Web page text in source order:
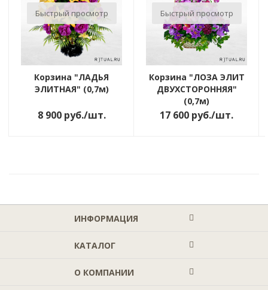
Быстрый просмотр
Корзина "ЛАДЬЯ
ЭЛИТНАЯ" (0,7м)
8 900руб./шт.
Быстрый просмотр
Корзина "ЛОЗА ЭЛИТ
ДВУХСТОРОННЯЯ"
(0,7м)
17 600 руб./шт.
ИНФОРМАЦИЯ
КАТАЛОГ
О КОМПАНИИ